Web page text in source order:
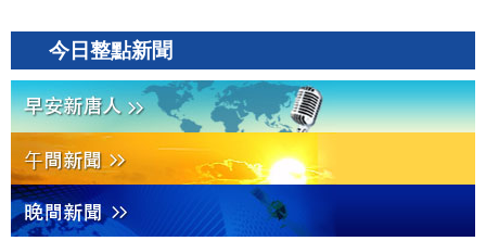
今日整點新聞